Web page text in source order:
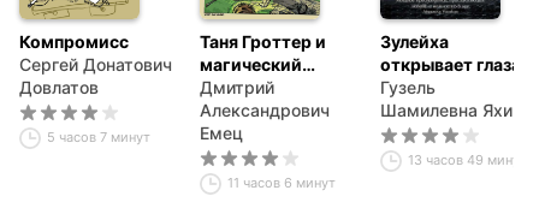
Компромисс
Сергей Донатович
Довлатов
5 часов 7 минут
Таня Гроттер и
магический
контрабас
Дмитрий
Александрович
Емец
11 часов 6 минут
Зулейха
открывает глаза
Гузель
Шамилевна Яхина
13 часов 49 минут